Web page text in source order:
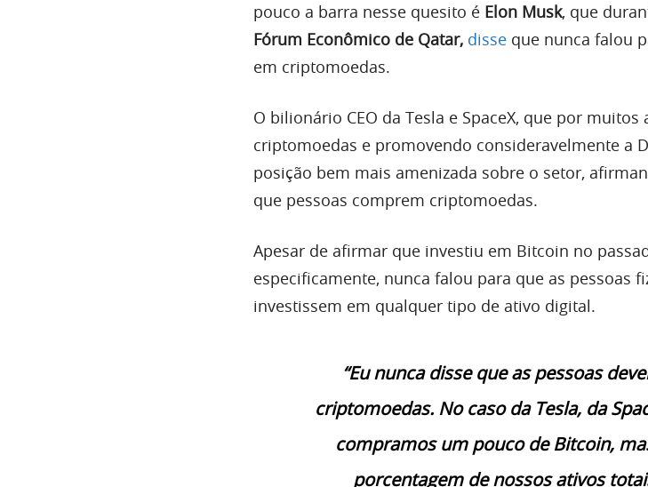
pouco a barra nesse quesito é Elon Musk, que
Fórum Econômico de Qatar, disse que nunca falou
em criptomoedas.
O bilionário CEO da Tesla e SpaceX, que por
criptomoedas e promovendo consideravelmente a
posição bem mais amenizada sobre o setor,
que pessoas comprem criptomoedas.
Apesar de afirmar que investiu em Bitcoin no
especificamente, nunca falou para que as pessoas
investissem em qualquer tipo de ativo digital.
“Eu nunca disse que as pessoas
criptomoedas. No caso da Tesla, da
compramos um pouco de Bitcoin,
porcentagem de nossos ativos